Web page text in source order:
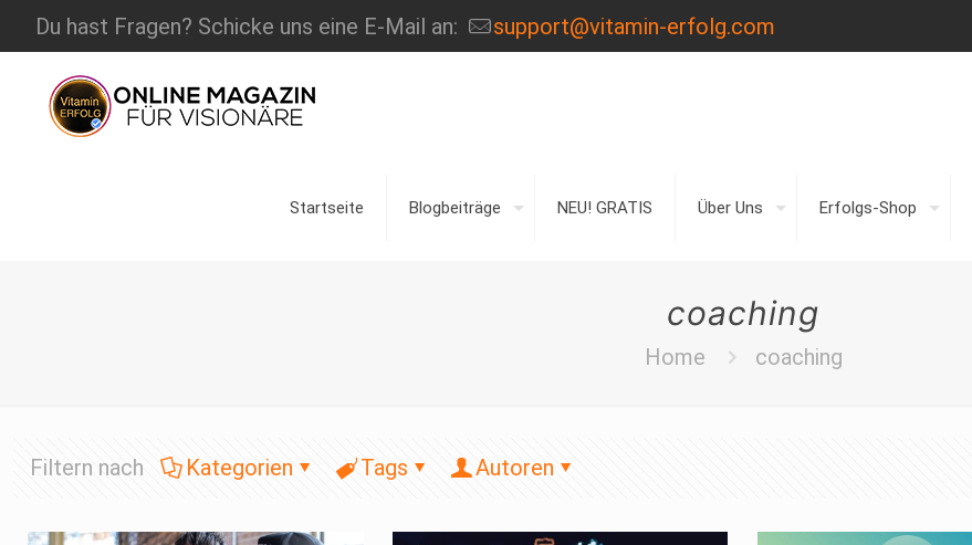
Du hast Fragen? Schicke uns eine E-Mail an: support@vitamin-erfolg.com
Startseite Blogbeiträge NEU! GRATIS Über Uns Erfolgs-Shop
coaching
Home coaching
Filtern nach Kategorien Tags Autoren